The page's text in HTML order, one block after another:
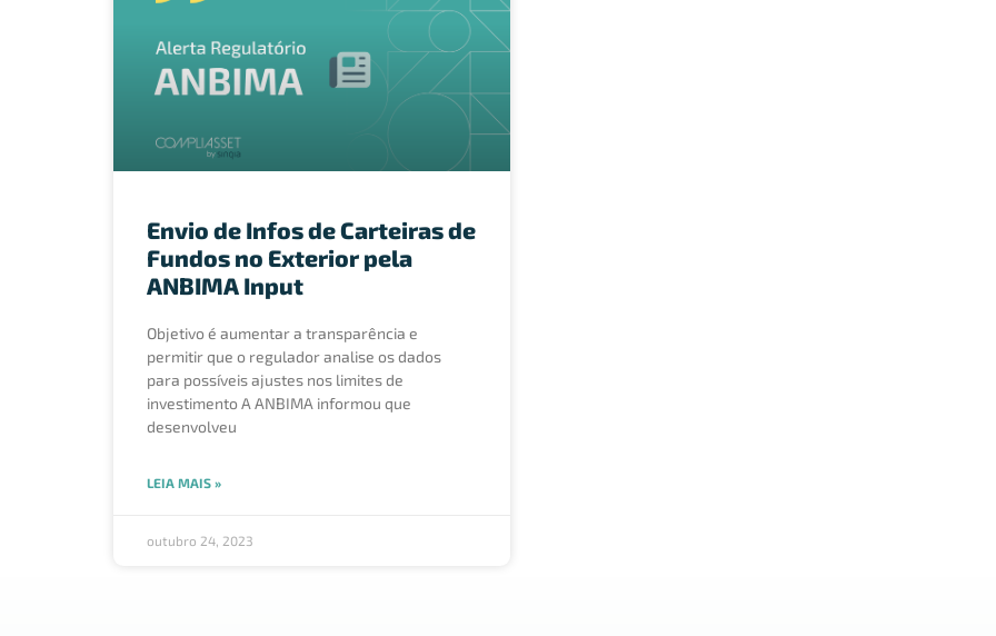
Envio de Infos de Carteiras de
Fundos no Exterior pela
ANBIMA Input
Objetivo é aumentar a transparência e
permitir que o regulador analise os dados
para possíveis ajustes nos limites de
investimento A ANBIMA informou que
desenvolveu
LEIA MAIS »
outubro 24, 2023